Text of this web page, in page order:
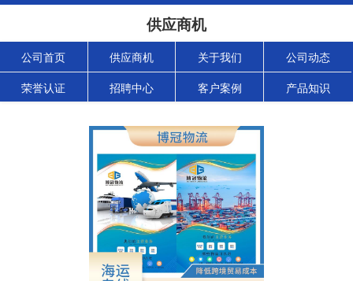
供应商机
公司首页 供应商机 关于我们 公司动态
荣誉认证 招聘中心 客户案例 产品知识